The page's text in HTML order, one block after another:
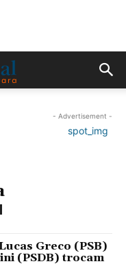
- Advertisement -
Greco (PSB)
(PSDB) trocam